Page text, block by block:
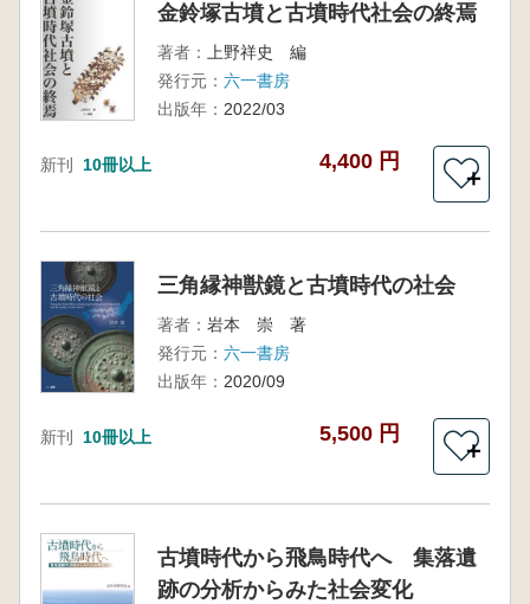
金鈴塚古墳と古墳時代社会の終焉
著者： 上野祥史 編
発行元： 六一書房
出版年： 2022/03
新刊 10冊以上 4,400 円
＋
三角縁神獣鏡と古墳時代の社会
著者： 岩本 崇 著
発行元： 六一書房
出版年： 2020/09
新刊 10冊以上 5,500 円
＋
古墳時代から飛鳥時代へ 集落遺
跡の分析からみた社会変化